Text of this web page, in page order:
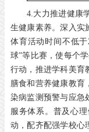
4.大力推进健康
生健康素养。深入实
体育活动时间不低
球”等比赛，使每个
行动，推进学科美育
膳食和营养健康教育
染病监测预警与应急
服务体系。普及心
动，配齐配强学校心